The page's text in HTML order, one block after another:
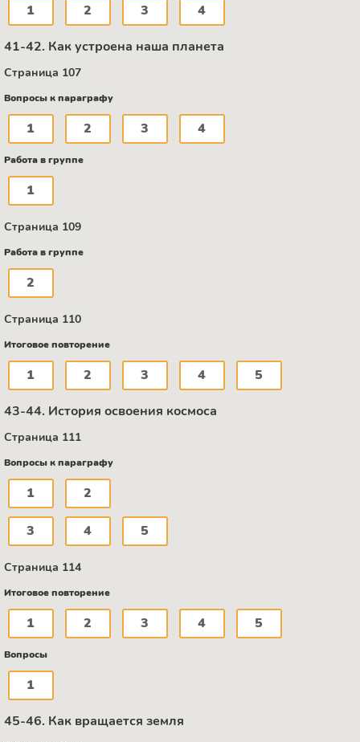
1 2 3 4
41-42. Как устроена наша планета
Страница 107
Вопросы к параграфу
1 2 3 4
Работа в группе
1
Страница 109
Работа в группе
2
Страница 110
Итоговое повторение
1 2 3 4 5
43-44. История освоения космоса
Страница 111
Вопросы к параграфу
1 2
3 4 5
Страница 114
Итоговое повторение
1 2 3 4 5
Вопросы
1
45-46. Как вращается земля